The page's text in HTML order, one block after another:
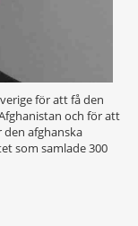
för att få den
och för att
afghanska
som samlade 300